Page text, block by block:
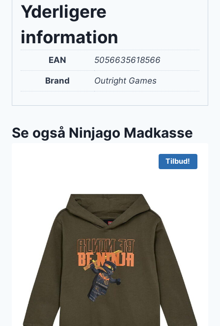
Yderligere
information
EAN 5056635618566
Brand Outright Games
Se også Ninjago Madkasse
Tilbud!